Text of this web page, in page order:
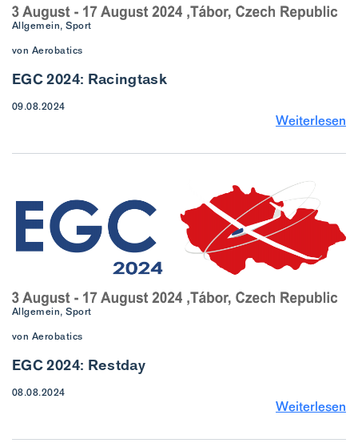
Allgemein, Sport
von Aerobatics
EGC 2024: Racingtask
09.08.2024
Weiterlesen
Allgemein, Sport
von Aerobatics
EGC 2024: Restday
08.08.2024
Weiterlesen